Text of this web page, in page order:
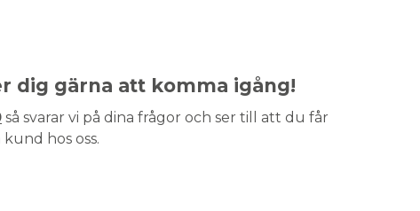
dig gärna att komma igång!
så svarar vi på dina frågor och ser till att du får
hos oss.